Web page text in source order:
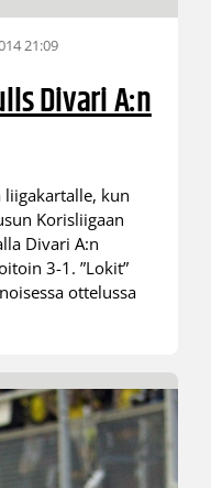
21:09
Divari A:n
kun
Korisliigaan
Divari A:n
3-1. ”Lokit”
ottelussa